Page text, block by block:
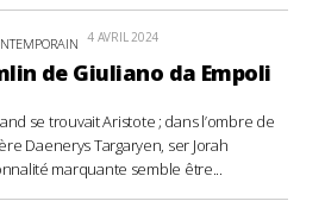
4 AVRIL 2024
de Giuliano da Empoli
se trouvait Aristote ; dans l’ombre de
Daenerys Targaryen, ser Jorah
marquante semble être...